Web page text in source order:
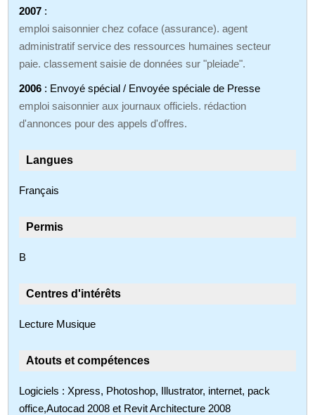
2007 :
emploi saisonnier chez coface (assurance). agent
administratif service des ressources humaines secteur
paie. classement saisie de données sur "pleiade".
2006 : Envoyé spécial / Envoyée spéciale de Presse
emploi saisonnier aux journaux officiels. rédaction
d'annonces pour des appels d'offres.
Langues
Français
Permis
B
Centres d'intérêts
Lecture Musique
Atouts et compétences
Logiciels : Xpress, Photoshop, Illustrator, internet, pack
office,Autocad 2008 et Revit Architecture 2008